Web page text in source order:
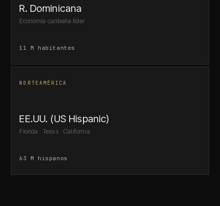
R. Dominicana
Economía caribeña líder
11 M habitantes
NORTEAMÉRICA
EE.UU. (US Hispanic)
Florida · Texas · California
63 M hispanos